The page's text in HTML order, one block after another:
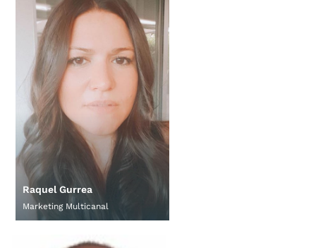
Raquel Gurrea
Marketing Multicanal